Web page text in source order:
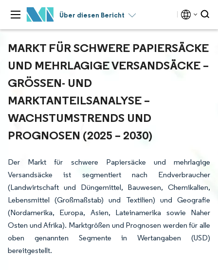
Über diesen Bericht
MARKT FÜR SCHWERE PAPIERSÄCKE
UND MEHRLAGIGE VERSANDSÄCKE –
GRÖSSEN- UND M
ARKTANTEILSANALYSE – W
ACHSTUMSTRENDS UND P
ROGNOSEN (2025 – 2030)
Der Markt für schwere Papiersäcke und mehrlagige
Versandsäcke ist segmentiert nach Endverbraucher
(Landwirtschaft und Düngemittel, Bauwesen, Chemikalien,
Lebensmittel (Großmaßstab) und Textilien) und Geografie
(Nordamerika, Europa, Asien, Lateinamerika sowie Naher
Osten und Afrika). Marktgrößen und Prognosen werden für alle
oben genannten Segmente in Wertangaben (USD)
bereitgestellt.